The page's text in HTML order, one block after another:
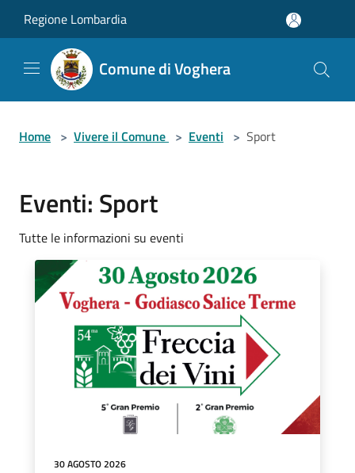
Regione Lombardia
Comune di Voghera
Home > Vivere il Comune > Eventi > Sport
Eventi: Sport
Tutte le informazioni su eventi
30 AGOSTO 2026